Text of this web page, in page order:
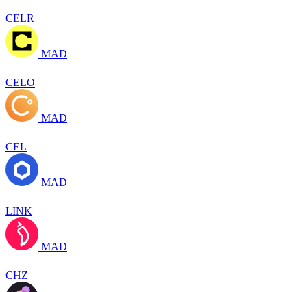
CELR
MAD
CELO
MAD
CEL
MAD
LINK
MAD
CHZ